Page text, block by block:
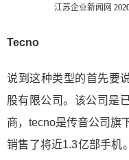
江苏企业新闻网
​Tecno
说到这种类型的首先要
股有限公司。该公司是
商，tecno是传音公司旗
销售了将近1.3亿部手机